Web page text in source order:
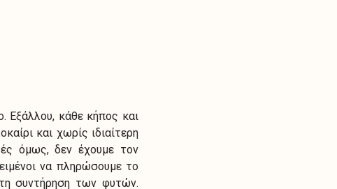
Εξάλλου, κάθε κήπος και
και χωρίς ιδιαίτερη
όμως, δεν έχουμε τον
να πληρώσουμε το
συντήρηση των φυτών.